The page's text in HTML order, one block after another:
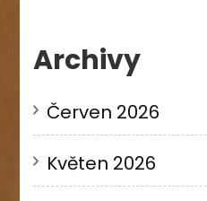
Archivy
Červen 2026
Květen 2026